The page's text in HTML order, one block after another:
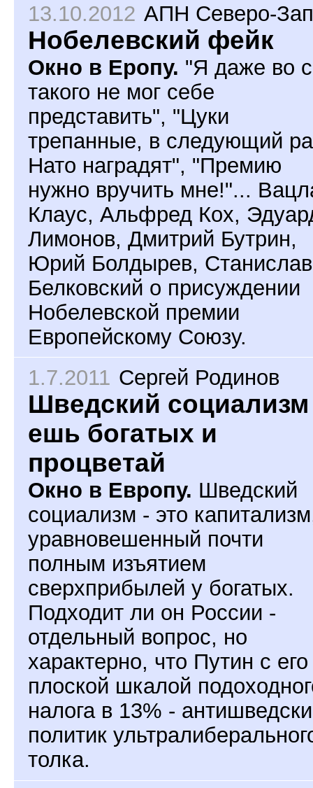
13.10.2012 АПН Северо-
Нобелевский фейк
Окно в Еропу. "Я даже во
такого не мог себе
представить", "Цуки
трепанные, в следующий
Нато наградят", "Премию
нужно вручить мне!"...
Клаус, Альфред Кох,
Лимонов, Дмитрий Бутрин,
Юрий Болдырев, Станислав
Белковский о присуждении
Нобелевской премии
Европейскому Союзу.
1.7.2011 Сергей Родинов
Шведский социализм
ешь богатых и
процветай
Окно в Европу. Шведский
социализм - это
уравновешенный почти
полным изъятием
сверхприбылей у богатых.
Подходит ли он России -
отдельный вопрос, но
характерно, что Путин с его
плоской шкалой
налога в 13% -
политик
толка.